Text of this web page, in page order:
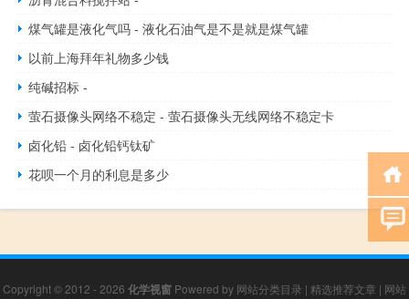
煤气罐是液化气吗 - 液化石油气是不是就是煤气罐
以前上海拜年礼物多少钱
纯碱招标 -
萤石摄像头网络不稳定 - 萤石摄像头无线网络不稳定卡
卤化铅 - 卤化铅钙钛矿
花呗一个月的利息是多少
Copyright © 2012 - 2026 化学视窗 Powered by 网站分类目录 | 精选推荐文章 | 网站